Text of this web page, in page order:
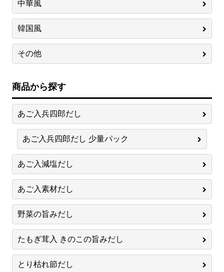
中華風
韓国風
その他
商品から探す
あご入兵四郎だし
あご入兵四郎だし 少量パック
あご入減塩だし
あご入素材だし
野菜の旨みだし
たもぎ茸入 きのこの旨みだし
とり枯れ節だし